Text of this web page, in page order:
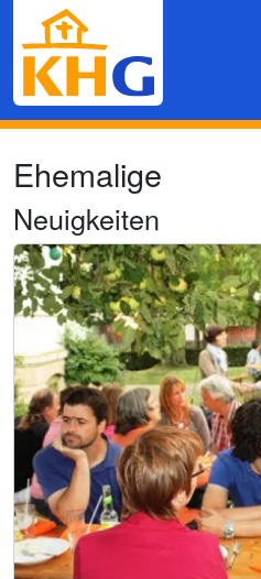
Direkt zum Inhalt
Ehemalige
Neuigkeiten